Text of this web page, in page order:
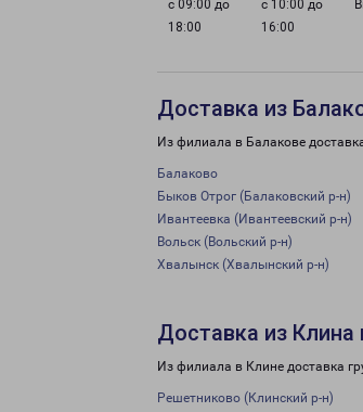
с 09:00 до
18:00
с 10:00 до
16:00
Доставка из
Из филиала в Балакове
Балаково
Быков Отрог (Балаковский р-н)
Ивантеевка (Ивантеевский р-н)
Вольск (Вольский р-н)
Хвалынск (Хвалынский р-н)
Доставка из Клина
Из филиала в Клине доставка
Решетниково (Клинский р-н)